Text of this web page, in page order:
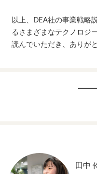
以上、DEA社の事業戦略
るさまざまなテクノロジ
読んでいただき、ありが
田中